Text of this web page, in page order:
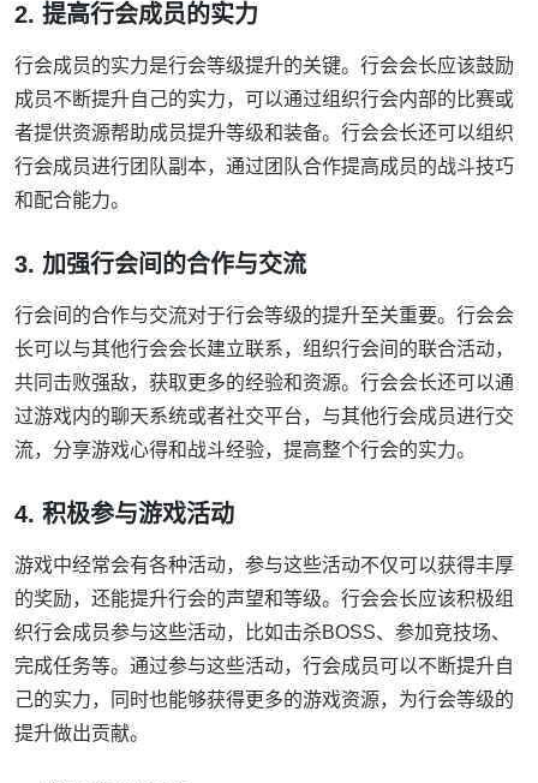
2. 提高行会成员的实力
行会成员的实力是行会等级提升的关键。行会会长应该鼓励
成员不断提升自己的实力，可以通过组织行会内部的比赛或
者提供资源帮助成员提升等级和装备。行会会长还可以组织
行会成员进行团队副本，通过团队合作提高成员的战斗技巧
和配合能力。
3. 加强行会间的合作与交流
行会间的合作与交流对于行会等级的提升至关重要。行会会
长可以与其他行会会长建立联系，组织行会间的联合活动，
共同击败强敌，获取更多的经验和资源。行会会长还可以通
过游戏内的聊天系统或者社交平台，与其他行会成员进行交
流，分享游戏心得和战斗经验，提高整个行会的实力。
4. 积极参与游戏活动
游戏中经常会有各种活动，参与这些活动不仅可以获得丰厚
的奖励，还能提升行会的声望和等级。行会会长应该积极组
织行会成员参与这些活动，比如击杀BOSS、参加竞技场、
完成任务等。通过参与这些活动，行会成员可以不断提升自
己的实力，同时也能够获得更多的游戏资源，为行会等级的
提升做出贡献。